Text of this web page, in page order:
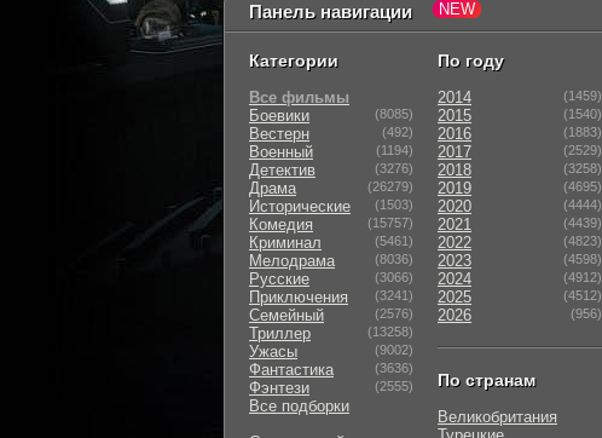
Панель навигации
Категории
Все фильмы
Боевики
(8085)
Вестерн (492)
Военный (1194)
Детектив (3276)
Драма (26279)
Исторические (1503)
Комедия (15757)
Криминал (5461)
Мелодрама (8036)
Русские (3066)
Приключения (3241)
Семейный (2576)
Триллер (13258)
Ужасы (9002)
Фантастика (3636)
Фэнтези (2555)
Все подборки
По году
2014 (1459)
2015 (1540)
2016 (1883)
2017 (2529)
2018 (3258)
2019 (4695)
2020 (4444)
2021 (4439)
2022 (4823)
2023 (4598)
2024 (4912)
2025 (4512)
2026 (956)
По странам
Великобритания